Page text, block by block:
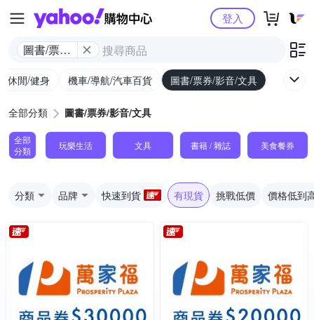
Yahoo購物中心
圖書/票券/
登入
/休閒/健身 機車/導航/汽車百貨 圖書/票券/影音/文具
全部分類 圖書/票券/影音/文具
全部
分類
玩樂生活 文具 書籍 / 雜誌 美食餐券
分類 品牌 快速到貨 有現貨 挑戰低價 價格低到